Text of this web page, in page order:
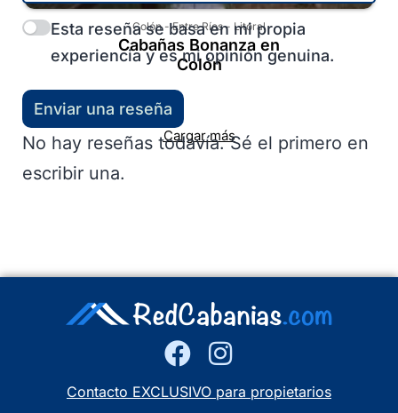
Colón-Entre Ríos- Litoral
Cabañas Bonanza en
Colón
Cargar más
Esta reseña se basa en mi propia
experiencia y es mi opinión genuina.
Enviar una reseña
No hay reseñas todavía. Sé el primero en
escribir una.
Contacto EXCLUSIVO para propietarios